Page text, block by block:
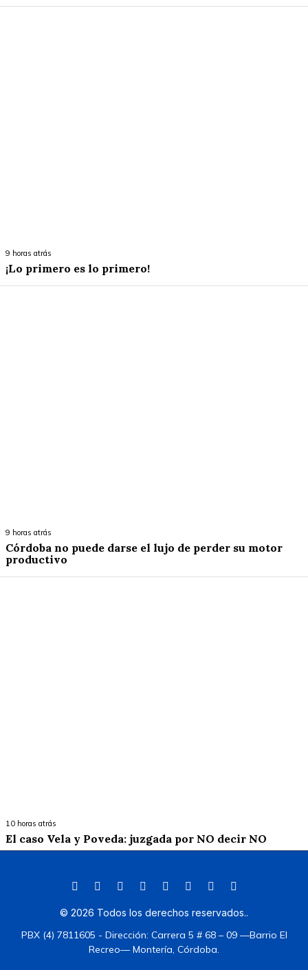
9 horas atrás
¡Lo primero es lo primero!
9 horas atrás
Córdoba no puede darse el lujo de perder su motor
productivo
10 horas atrás
El caso Vela y Poveda: juzgada por NO decir NO
© 2026 Todos los derechos reservados..
PBX (4) 7811605 - Dirección: Carrera 5 # 68 – 09 —Barrio El
Recreo— Montería, Córdoba.